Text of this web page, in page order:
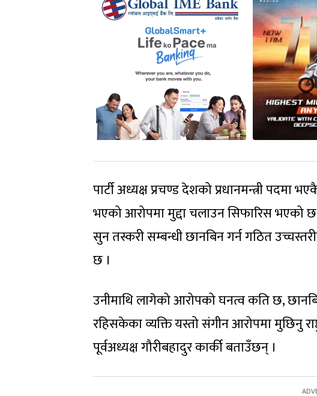
पार्टी अध्यक्ष प्रचण्ड देशको प्रधानमन्त्री
भएको आरोपमा मुद्दा चलाउन सिफारिस भएको
सुन तस्करी सम्बन्धी छानबिन गर्न गठित
छ ।
उनीमाथि लागेको आरोपको घनत्व कति छ,
रहिसकेका व्यक्ति यस्तो संगीन आरोपमा मुछिनु
पूर्वअध्यक्ष गौरीबहादुर कार्की बताउँछन् ।